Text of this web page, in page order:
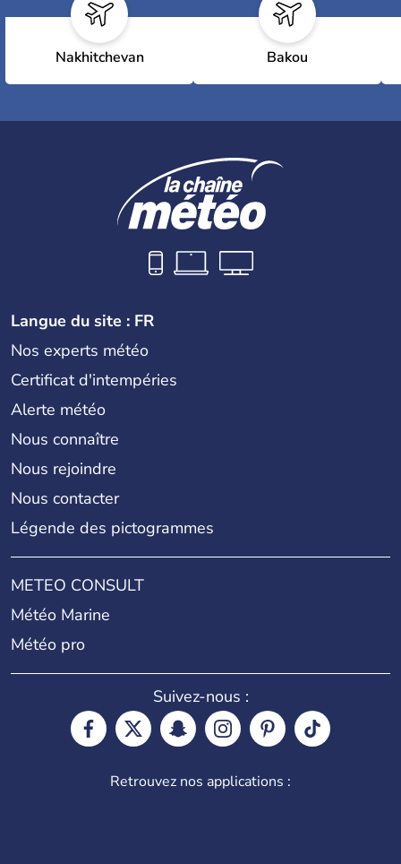
Nakhitchevan Bakou
Langue du site : FR
Nos experts météo
Certificat d'intempéries
Alerte météo
Nous connaître
Nous rejoindre
Nous contacter
Légende des pictogrammes
METEO CONSULT
Météo Marine
Météo pro
Suivez-nous :
Retrouvez nos applications :